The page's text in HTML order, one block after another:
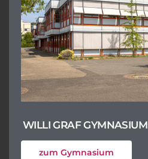
WILLI GRAF GYMNASIUM
zum Gymnasium